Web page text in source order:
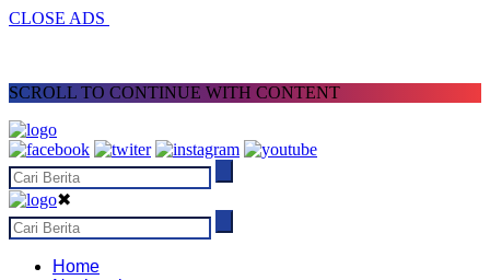
CLOSE ADS
SCROLL TO CONTINUE WITH CONTENT
✖
Home